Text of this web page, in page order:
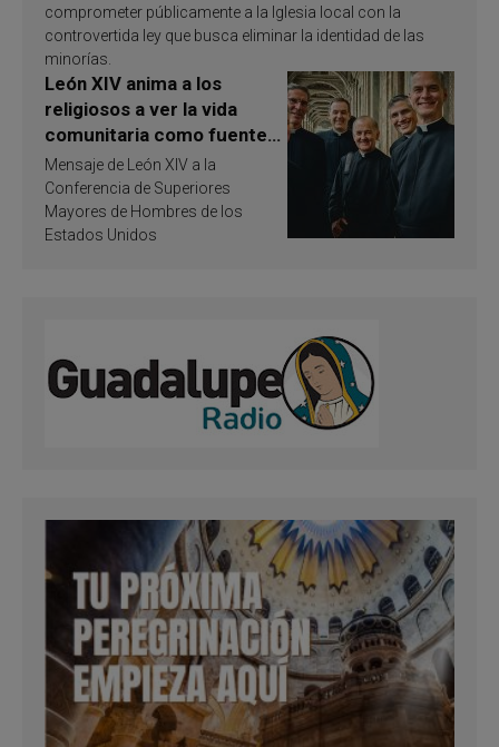
comprometer públicamente a la Iglesia local con la
controvertida ley que busca eliminar la identidad de las
minorías.
León XIV anima a los
religiosos a ver la vida
comunitaria como fuente
de inspiración y
santificación
Mensaje de León XIV a la
Conferencia de Superiores
Mayores de Hombres de los
Estados Unidos